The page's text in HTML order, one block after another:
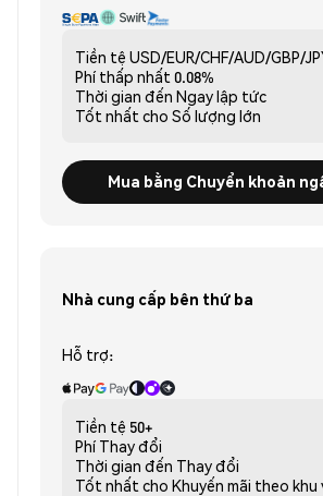
Tiền tệ USD/EUR/CHF/AUD/GBP/
Phí thấp nhất 0.08%
Thời gian đến Ngay lập tức
Tốt nhất cho Số lượng lớn
Mua bằng Chuyển khoản
Nhà cung cấp bên thứ ba
Hỗ trợ:
Tiền tệ 50+
Phí Thay đổi
Thời gian đến Thay đổi
Tốt nhất cho Khuyến mãi theo khu